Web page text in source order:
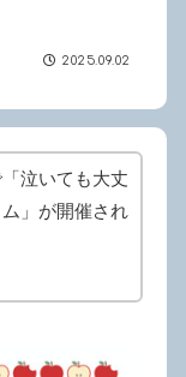
2025.09.02
泣いても大丈
」が開催され